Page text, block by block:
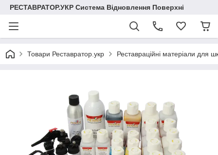
РЕСТАВРАТОР.УКР Система Відновлення Поверхні
Товари Реставратор.укр Реставраційні матеріали для